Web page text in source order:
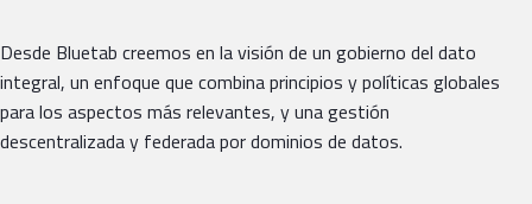
Desde Bluetab creemos en la visión de un gobierno del dato
integral, un enfoque que combina principios y políticas globales
para los aspectos más relevantes, y una gestión
descentralizada y federada por dominios de datos.